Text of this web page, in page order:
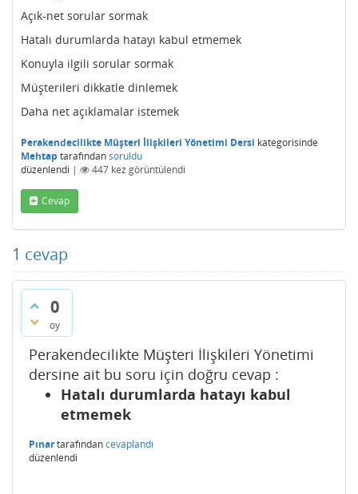
Açık-net sorular sormak
Hatalı durumlarda hatayı kabul etmemek
Konuyla ilgili sorular sormak
Müşterileri dikkatle dinlemek
Daha net açıklamalar istemek
Perakendecilikte Müşteri İlişkileri Yönetimi Dersi kategorisinde
Mehtap tarafındansoruldu
düzenlendi | 447 kez görüntülendi
Cevap
1 cevap
0
oy
Perakendecilikte Müşteri İlişkileri Yönetimi
dersine ait bu soru için doğru cevap :
Hatalı durumlarda hatayı kabul
etmemek
Pınartarafındancevaplandı
düzenlendi